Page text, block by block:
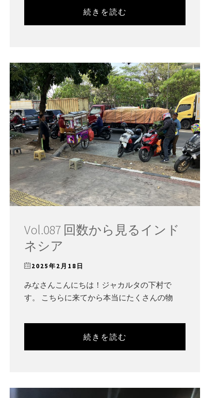
続きを読む
Vol.087 回数から見るインド
ネシア
2025年2月18日
みなさんこんにちは！ジャカルタの下村で
す。 こちらに来てから本当にたくさんの物
続きを読む